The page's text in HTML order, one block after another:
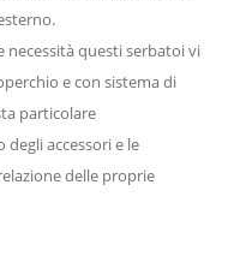
necessità questi serbatoi vi
e con sistema di
particolare
accessori e le
delle proprie